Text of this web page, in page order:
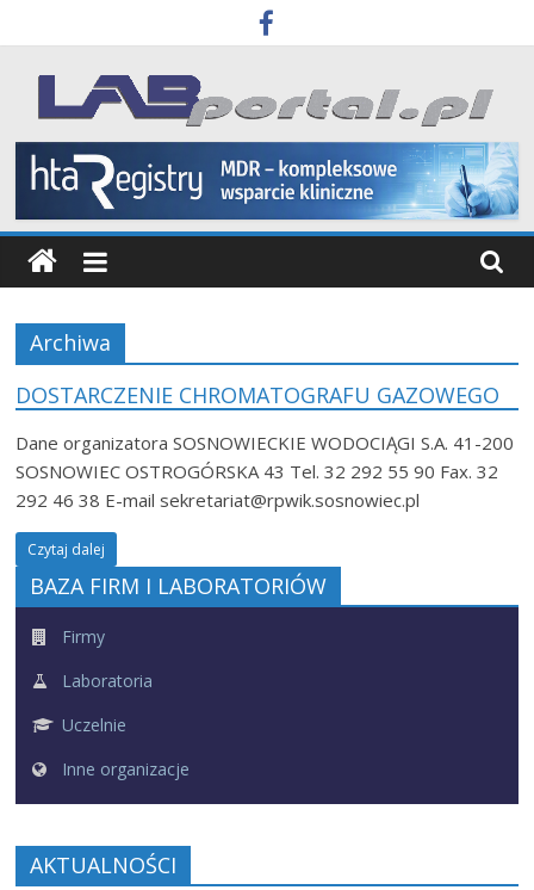
to
content
Labportal
Laboratoria
Aparatura
Badania
Archiwa
DOSTARCZENIE CHROMATOGRAFU GAZOWEGO
Dane organizatora SOSNOWIECKIE WODOCIĄGI S.A. 41-200
SOSNOWIEC OSTROGÓRSKA 43 Tel. 32 292 55 90 Fax. 32
292 46 38 E-mail sekretariat@rpwik.sosnowiec.pl
Czytaj dalej
BAZA FIRM I LABORATORIÓW
Firmy
Laboratoria
Uczelnie
Inne organizacje
AKTUALNOŚCI